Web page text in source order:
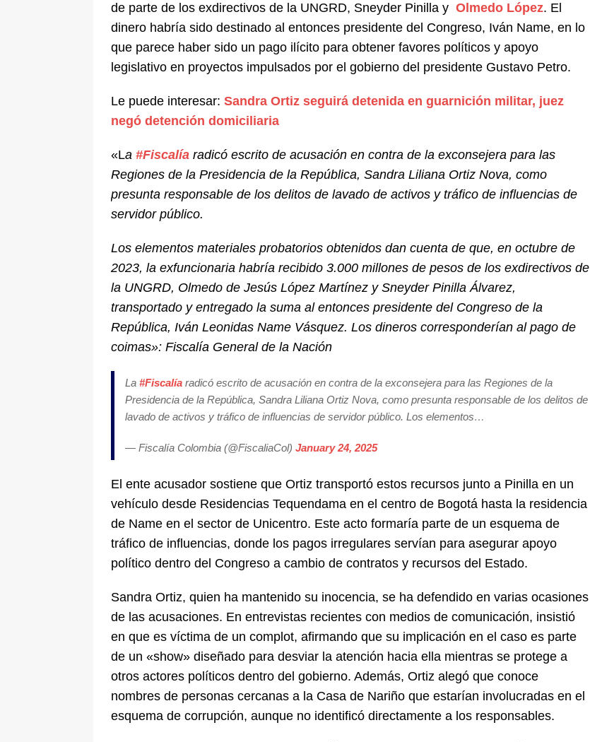
de parte de los exdirectivos de la UNGRD, Sneyder Pinilla y Olmedo López. El
dinero habría sido destinado al entonces presidente del Congreso, Iván Name, en lo
que parece haber sido un pago ilícito para obtener favores políticos y apoyo
legislativo en proyectos impulsados por el gobierno del presidente Gustavo Petro.
Le puede interesar: Sandra Ortiz seguirá detenida en guarnición militar, juez
negó detención domiciliaria
«La #Fiscalía radicó escrito de acusación en contra de la exconsejera para las
Regiones de la Presidencia de la República, Sandra Liliana Ortiz Nova, como
presunta responsable de los delitos de lavado de activos y tráfico de influencias de
servidor público.
Los elementos materiales probatorios obtenidos dan cuenta de que, en octubre de
2023, la exfuncionaria habría recibido 3.000 millones de pesos de los exdirectivos de
la UNGRD, Olmedo de Jesús López Martínez y Sneyder Pinilla Álvarez,
transportado y entregado la suma al entonces presidente del Congreso de la
República, Iván Leonidas Name Vásquez. Los dineros corresponderían al pago de
coimas»: Fiscalía General de la Nación
La #Fiscalía radicó escrito de acusación en contra de la exconsejera para las Regiones de la
Presidencia de la República, Sandra Liliana Ortiz Nova, como presunta responsable de los delitos de
lavado de activos y tráfico de influencias de servidor público. Los elementos…
— Fiscalía Colombia (@FiscaliaCol) January 24, 2025
El ente acusador sostiene que Ortiz transportó estos recursos junto a Pinilla en un
vehículo desde Residencias Tequendama en el centro de Bogotá hasta la residencia
de Name en el sector de Unicentro. Este acto formaría parte de un esquema de
tráfico de influencias, donde los pagos irregulares servían para asegurar apoyo
político dentro del Congreso a cambio de contratos y recursos del Estado.
Sandra Ortiz, quien ha mantenido su inocencia, se ha defendido en varias ocasiones
de las acusaciones. En entrevistas recientes con medios de comunicación, insistió
en que es víctima de un complot, afirmando que su implicación en el caso es parte
de un «show» diseñado para desviar la atención hacia ella mientras se protege a
otros actores políticos dentro del gobierno. Además, Ortiz alegó que conoce
nombres de personas cercanas a la Casa de Nariño que estarían involucradas en el
esquema de corrupción, aunque no identificó directamente a los responsables.